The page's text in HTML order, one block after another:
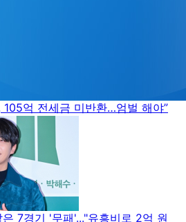
105억 전세금 미반환…엄벌 해야”
7경기 '무패'..."유흥비로 2억 원